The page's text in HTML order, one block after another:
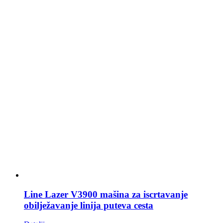
Line Lazer V3900 mašina za iscrtavanje
obilježavanje linija puteva cesta